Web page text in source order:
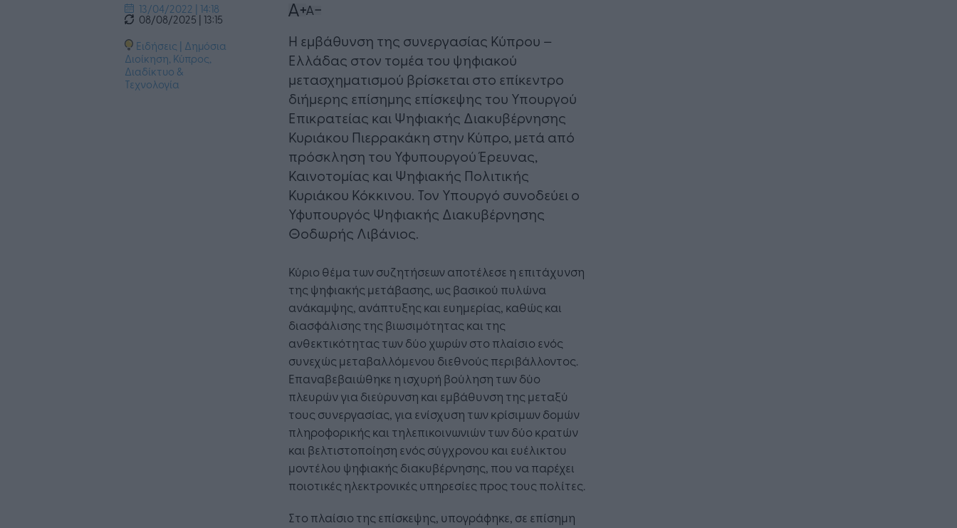
13/04/2022 | 14:18
08/08/2025 | 13:15
Ειδήσεις | Δημόσια
Διοίκηση, Κύπρος,
Διαδίκτυο &
Τεχνολογία
​Η εμβάθυνση της συνεργασίας Κύπρου –
Ελλάδας στον τομέα του ψηφιακού
μετασχηματισμού βρίσκεται στο επίκεντρο
διήμερης επίσημης επίσκεψης του Υπουργού
Επικρατείας και Ψηφιακής Διακυβέρνησης
Κυριάκου Πιερρακάκη στην Κύπρο, μετά από
πρόσκληση του Υφυπουργού Έρευνας,
Καινοτομίας και Ψηφιακής Πολιτικής
Κυριάκου Κόκκινου. Τον Υπουργό συνοδεύει ο
Υφυπουργός Ψηφιακής Διακυβέρνησης
Θοδωρής Λιβάνιος.
Κύριο θέμα των συζητήσεων αποτέλεσε η επιτάχυνση
της ψηφιακής μετάβασης, ως βασικού πυλώνα
ανάκαμψης, ανάπτυξης και ευημερίας, καθώς και
διασφάλισης της βιωσιμότητας και της
ανθεκτικότητας των δύο χωρών στο πλαίσιο ενός
συνεχώς μεταβαλλόμενου διεθνούς περιβάλλοντος.
Επαναβεβαιώθηκε η ισχυρή βούληση των δύο
πλευρών για διεύρυνση και εμβάθυνση της μεταξύ
τους συνεργασίας, για ενίσχυση των κρίσιμων δομών
πληροφορικής και τηλεπικοινωνιών των δύο κρατών
και βελτιστοποίηση ενός σύγχρονου και ευέλικτου
μοντέλου ψηφιακής διακυβέρνησης, που να παρέχει
ποιοτικές ηλεκτρονικές υπηρεσίες προς τους πολίτες.
Στο πλαίσιο της επίσκεψης, υπογράφηκε, σε επίσημη